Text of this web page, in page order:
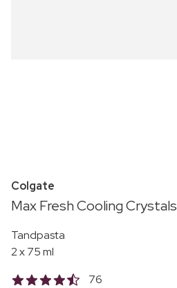
Colgate
Max Fresh Cooling Crystals
Tandpasta
2 x 75 ml
76